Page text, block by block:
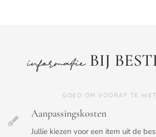
informatieBIJ
GOED OM VOORAF TE
Aanpassingskosten
Jullie kiezen voor een item uit de